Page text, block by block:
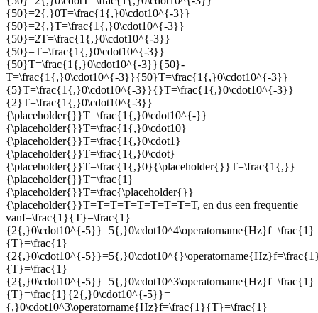
{50}=2{,}0T=\frac{1{,}0\cdot10^{-3}}
{50}=2{,}T=\frac{1{,}0\cdot10^{-3}}
{50}=2T=\frac{1{,}0\cdot10^{-3}}
{50}=T=\frac{1{,}0\cdot10^{-3}}
{50}T=\frac{1{,}0\cdot10^{-3}}{50}-
T=\frac{1{,}0\cdot10^{-3}}{50}T=\frac{1{,}0\cdot10^{-3}}
{5}T=\frac{1{,}0\cdot10^{-3}}{}T=\frac{1{,}0\cdot10^{-3}}
{2}T=\frac{1{,}0\cdot10^{-3}}
{\placeholder{}}T=\frac{1{,}0\cdot10^{-}}
{\placeholder{}}T=\frac{1{,}0\cdot10}
{\placeholder{}}T=\frac{1{,}0\cdot1}
{\placeholder{}}T=\frac{1{,}0\cdot}
{\placeholder{}}T=\frac{1{,}0}{\placeholder{}}T=\frac{1{,}}
{\placeholder{}}T=\frac{1}
{\placeholder{}}T=\frac{\placeholder{}}
{\placeholder{}}T=T=T=T=T=T=T=T=T, en dus een frequentie
vanf=\frac{1}{T}=\frac{1}
{2{,}0\cdot10^{-5}}=5{,}0\cdot10^4\operatorname{Hz}f=\frac{1}
{T}=\frac{1}
{2{,}0\cdot10^{-
{T}=\frac{1}
{2{,}0\cdot10^{-5}}=5{,}0\cdot10^3\operatorname{Hz}f=\frac{1}
{T}=\frac{1}{2{,}0\cdot10^{-5}}=
{,}0\cdot10^3\operatorname{Hz}f=\frac{1}{T}=\frac{1}